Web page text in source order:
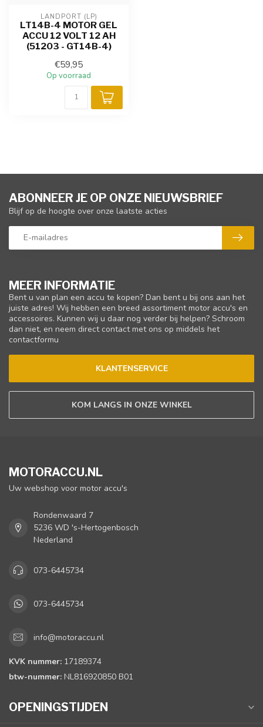
LANDPORT (LP)
LT14B-4 MOTOR GEL
ACCU 12 VOLT 12 AH
(51203 - GT14B-4)
€59,95
Op voorraad
MEER INFORMATIE
Bent u van plan een accu te kopen? Dan bent u bij ons aan het
juiste adres! Wij hebben een breed assortiment motor accu's en
accessoires. Kunnen wij u daar nog verder bij helpen? Schroom
dan niet, en neem direct contact met ons op middels het
contactformu
KLANTENSERVICE
KOM LANGS IN ONZE WINKEL
ABONNEER JE OP ONZE NIEUWSBRIEF
Blijf op de hoogte over onze laatste acties
MOTORACCU.NL
Uw webshop voor motor accu's
Rondenwaard 7
5236 WD 's-Hertogenbosch
Nederland
073-6445734
073-6445734
info@motoraccu.nl
KVK nummer: 17189374
btw-nummer: NL816920850 B01
OPENINGSTIJDEN